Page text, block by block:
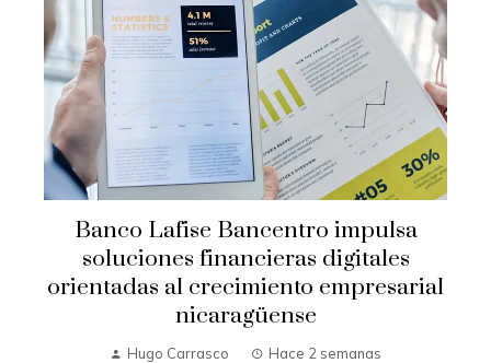
Banco Lafise Bancentro impulsa
soluciones financieras digitales
orientadas al crecimiento empresarial
nicaragüense
Hugo Carrasco Hace 2 semanas